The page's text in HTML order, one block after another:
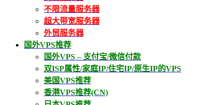
不限流量服务器
超大带宽服务器
外贸服务器
国外VPS推荐
国外VPS – 支付宝/微信付款
双ISP属性/家庭IP/住宅IP/原生IP的VPS
美国VPS推荐
香港VPS推荐(CN)